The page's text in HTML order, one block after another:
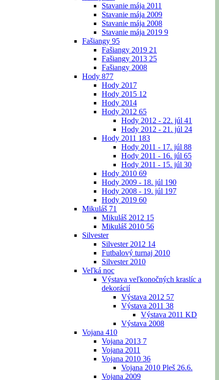
Stavanie mája 2011
Stavanie mája 2009
Stavanie mája 2008
Stavanie mája 2019 9
Fašiangy 95
Fašiangy 2019 21
Fašiangy 2013 25
Fašiangy 2008
Hody 877
Hody 2017
Hody 2015 12
Hody 2014
Hody 2012 65
Hody 2012 - 22. júl 41
Hody 2012 - 21. júl 24
Hody 2011 183
Hody 2011 - 17. júl 88
Hody 2011 - 16. júl 65
Hody 2011 - 15. júl 30
Hody 2010 69
Hody 2009 - 18. júl 190
Hody 2008 - 19. júl 197
Hody 2019 60
Mikuláš 71
Mikuláš 2012 15
Mikuláš 2010 56
Silvester
Silvester 2012 14
Futbalový turnaj 2010
Silvester 2010
Veľká noc
Výstava veľkonočných kraslíc a
dekorácií
Výstava 2012 57
Výstava 2011 38
Výstava 2011 KD
Výstava 2008
Vojana 410
Vojana 2013 7
Vojana 2011
Vojana 2010 36
Vojana 2010 Pleš 26.6.
Vojana 2009